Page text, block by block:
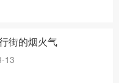
街的烟火气
13